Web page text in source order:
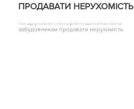
ПРОДАВАТИ НЕРУХОМІСТЬ
Які друковані матеріали допомагають
забудовникам продавати нерухомість